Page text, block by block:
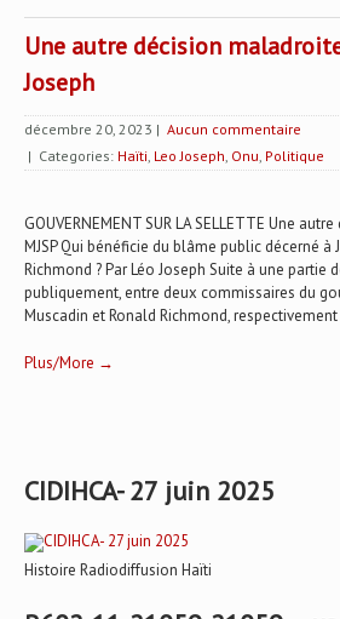
Une autre décision
Joseph
décembre 20, 2023 | Aucun commentaire
| Categories: Haïti, Leo Joseph, Onu, Politique
GOUVERNEMENT SUR LA SELLETTE Une
MJSP Qui bénéficie du blâme public décerné à
Richmond ? Par Léo Joseph Suite à une partie
publiquement, entre deux commissaires du
Muscadin et Ronald Richmond,
Plus/More →
CIDIHCA- 27 juin 2025
Histoire Radiodiffusion Haïti